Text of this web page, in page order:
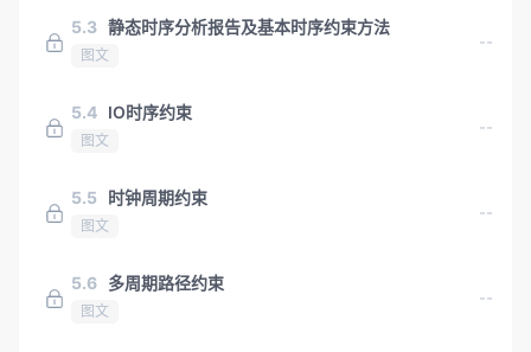
5.3 静态时序分析报告及基本时序约束方法
图文
--
5.4 IO时序约束
图文
--
5.5 时钟周期约束
图文
--
5.6 多周期路径约束
图文
--